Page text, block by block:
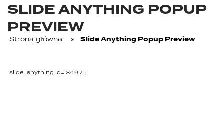
SLIDE ANYTHING POPUP
PREVIEW
Strona główna » Slide Anything Popup Preview
[slide-anything id=’3497′]